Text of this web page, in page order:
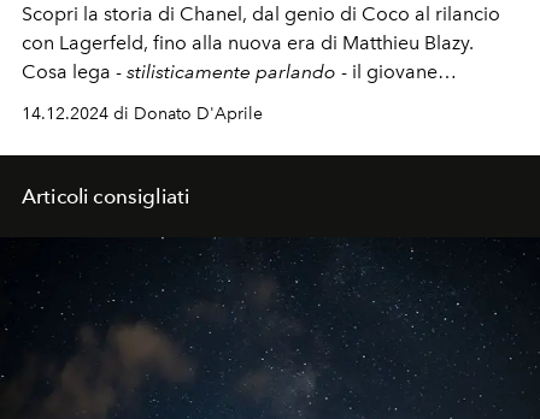
Scopri la storia di Chanel, dal genio di Coco al rilancio
con Lagerfeld, fino alla nuova era di Matthieu Blazy.
Cosa lega - stilisticamente parlando - il giovane
designer belga alla Maison? Un viaggio tra rivoluzione,
eleganza e innovazione senza tempo.
14.12.2024 di Donato D'Aprile
Articoli consigliati